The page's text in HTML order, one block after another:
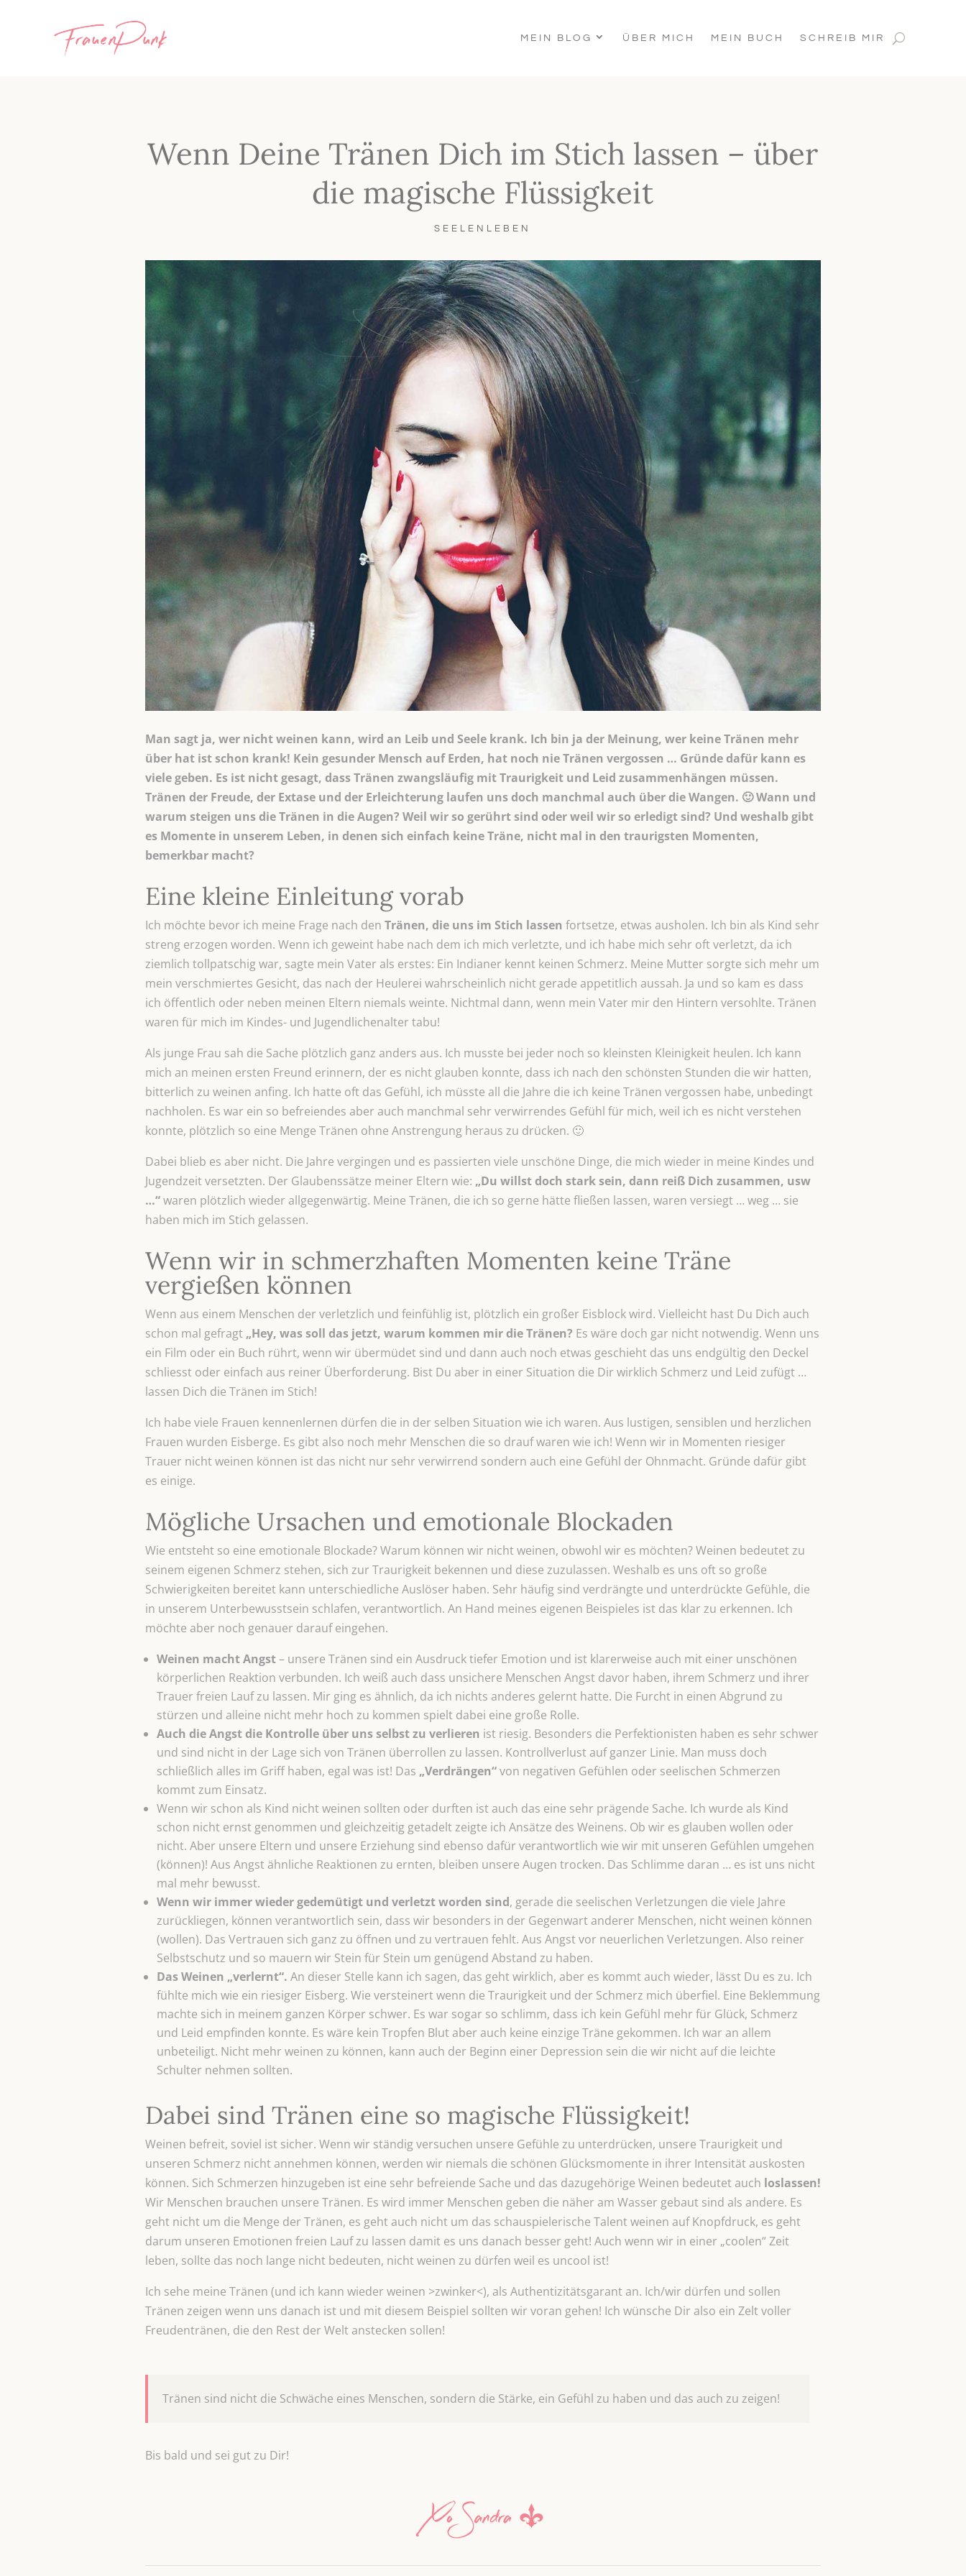
MEIN BLOG ÜBER MICH MEIN BUCH SCHREIB MIR
Wenn Deine Tränen Dich im Stich lassen – über
die magische Flüssigkeit
SEELENLEBEN
Man sagt ja, wer nicht weinen kann, wird an Leib und Seele krank. Ich bin ja der Meinung, wer keine Tränen mehr
über hat ist schon krank! Kein gesunder Mensch auf Erden, hat noch nie Tränen vergossen … Gründe dafür kann es
viele geben. Es ist nicht gesagt, dass Tränen zwangsläufig mit Traurigkeit und Leid zusammenhängen müssen.
Tränen der Freude, der Extase und der Erleichterung laufen uns doch manchmal auch über die Wangen. 🙂 Wann und
warum steigen uns die Tränen in die Augen? Weil wir so gerührt sind oder weil wir so erledigt sind? Und weshalb gibt
es Momente in unserem Leben, in denen sich einfach keine Träne, nicht mal in den traurigsten Momenten,
bemerkbar macht?
Eine kleine Einleitung vorab
Ich möchte bevor ich meine Frage nach den Tränen, die uns im Stich lassen fortsetze, etwas ausholen. Ich bin als Kind sehr
streng erzogen worden. Wenn ich geweint habe nach dem ich mich verletzte, und ich habe mich sehr oft verletzt, da ich
ziemlich tollpatschig war, sagte mein Vater als erstes: Ein Indianer kennt keinen Schmerz. Meine Mutter sorgte sich mehr um
mein verschmiertes Gesicht, das nach der Heulerei wahrscheinlich nicht gerade appetitlich aussah. Ja und so kam es dass
ich öffentlich oder neben meinen Eltern niemals weinte. Nichtmal dann, wenn mein Vater mir den Hintern versohlte. Tränen
waren für mich im Kindes- und Jugendlichenalter tabu!
Als junge Frau sah die Sache plötzlich ganz anders aus. Ich musste bei jeder noch so kleinsten Kleinigkeit heulen. Ich kann
mich an meinen ersten Freund erinnern, der es nicht glauben konnte, dass ich nach den schönsten Stunden die wir hatten,
bitterlich zu weinen anfing. Ich hatte oft das Gefühl, ich müsste all die Jahre die ich keine Tränen vergossen habe, unbedingt
nachholen. Es war ein so befreiendes aber auch manchmal sehr verwirrendes Gefühl für mich, weil ich es nicht verstehen
konnte, plötzlich so eine Menge Tränen ohne Anstrengung heraus zu drücken. 🙂
Dabei blieb es aber nicht. Die Jahre vergingen und es passierten viele unschöne Dinge, die mich wieder in meine Kindes und
Jugendzeit versetzten. Der Glaubenssätze meiner Eltern wie: „Du willst doch stark sein, dann reiß Dich zusammen, usw
…“waren plötzlich wieder allgegenwärtig. Meine Tränen, die ich so gerne hätte fließen lassen, waren versiegt … weg … sie
haben mich im Stich gelassen.
Wenn wir in schmerzhaften Momenten keine Träne
vergießen können
Wenn aus einem Menschen der verletzlich und feinfühlig ist, plötzlich ein großer Eisblock wird. Vielleicht hast Du Dich auch
schon mal gefragt„Hey, was soll das jetzt, warum kommen mir die Tränen? Es wäre doch gar nicht notwendig. Wenn uns
ein Film oder ein Buch rührt, wenn wir übermüdet sind und dann auch noch etwas geschieht das uns endgültig den Deckel
schliesst oder einfach aus reiner Überforderung. Bist Du aber in einer Situation die Dir wirklich Schmerz und Leid zufügt …
lassen Dich die Tränen im Stich!
Ich habe viele Frauen kennenlernen dürfen die in der selben Situation wie ich waren. Aus lustigen, sensiblen und herzlichen
Frauen wurden Eisberge. Es gibt also noch mehr Menschen die so drauf waren wie ich! Wenn wir in Momenten riesiger
Trauer nicht weinen können ist das nicht nur sehr verwirrend sondern auch eine Gefühl der Ohnmacht. Gründe dafür gibt
es einige.
Mögliche Ursachen und emotionale Blockaden
Wie entsteht so eine emotionale Blockade? Warum können wir nicht weinen, obwohl wir es möchten? Weinen bedeutet zu
seinem eigenen Schmerz stehen, sich zur Traurigkeit bekennen und diese zuzulassen. Weshalb es uns oft so große
Schwierigkeiten bereitet kann unterschiedliche Auslöser haben. Sehr häufig sind verdrängte und unterdrückte Gefühle, die
in unserem Unterbewusstsein schlafen, verantwortlich. An Hand meines eigenen Beispieles ist das klar zu erkennen. Ich
möchte aber noch genauer darauf eingehen.
Weinen macht Angst– unsere Tränen sind ein Ausdruck tiefer Emotion und ist klarerweise auch mit einer unschönen
körperlichen Reaktion verbunden. Ich weiß auch dass unsichere Menschen Angst davor haben, ihrem Schmerz und ihrer
Trauer freien Lauf zu lassen. Mir ging es ähnlich, da ich nichts anderes gelernt hatte. Die Furcht in einen Abgrund zu
stürzen und alleine nicht mehr hoch zu kommen spielt dabei eine große Rolle.
Auch die Angst die Kontrolle über uns selbst zu verlieren ist riesig. Besonders die Perfektionisten haben es sehr schwer
und sind nicht in der Lage sich von Tränen überrollen zu lassen. Kontrollverlust auf ganzer Linie. Man muss doch
schließlich alles im Griff haben, egal was ist! Das „Verdrängen“von negativen Gefühlen oder seelischen Schmerzen
kommt zum Einsatz.
Wenn wir schon als Kind nicht weinen sollten oder durften ist auch das eine sehr prägende Sache. Ich wurde als Kind
schon nicht ernst genommen und gleichzeitig getadelt zeigte ich Ansätze des Weinens. Ob wir es glauben wollen oder
nicht. Aber unsere Eltern und unsere Erziehung sind ebenso dafür verantwortlich wie wir mit unseren Gefühlen umgehen
(können)! Aus Angst ähnliche Reaktionen zu ernten, bleiben unsere Augen trocken. Das Schlimme daran … es ist uns nicht
mal mehr bewusst.
Wenn wir immer wieder gedemütigt und verletzt worden sind, gerade die seelischen Verletzungen die viele Jahre
zurückliegen, können verantwortlich sein, dass wir besonders in der Gegenwart anderer Menschen, nicht weinen können
(wollen). Das Vertrauen sich ganz zu öffnen und zu vertrauen fehlt. Aus Angst vor neuerlichen Verletzungen. Also reiner
Selbstschutz und so mauern wir Stein für Stein um genügend Abstand zu haben.
Das Weinen „verlernt“. An dieser Stelle kann ich sagen, das geht wirklich, aber es kommt auch wieder, lässt Du es zu. Ich
fühlte mich wie ein riesiger Eisberg. Wie versteinert wenn die Traurigkeit und der Schmerz mich überfiel. Eine Beklemmung
machte sich in meinem ganzen Körper schwer. Es war sogar so schlimm, dass ich kein Gefühl mehr für Glück, Schmerz
und Leid empfinden konnte. Es wäre kein Tropfen Blut aber auch keine einzige Träne gekommen. Ich war an allem
unbeteiligt. Nicht mehr weinen zu können, kann auch der Beginn einer Depression sein die wir nicht auf die leichte
Schulter nehmen sollten.
Dabei sind Tränen eine so magische Flüssigkeit!
Weinen befreit, soviel ist sicher. Wenn wir ständig versuchen unsere Gefühle zu unterdrücken, unsere Traurigkeit und
unseren Schmerz nicht annehmen können, werden wir niemals die schönen Glücksmomente in ihrer Intensität auskosten
können. Sich Schmerzen hinzugeben ist eine sehr befreiende Sache und das dazugehörige Weinen bedeutet auch loslassen!
Wir Menschen brauchen unsere Tränen. Es wird immer Menschen geben die näher am Wasser gebaut sind als andere. Es
geht nicht um die Menge der Tränen, es geht auch nicht um das schauspielerische Talent weinen auf Knopfdruck, es geht
darum unseren Emotionen freien Lauf zu lassen damit es uns danach besser geht! Auch wenn wir in einer „coolen“ Zeit
leben, sollte das noch lange nicht bedeuten, nicht weinen zu dürfen weil es uncool ist!
Ich sehe meine Tränen (und ich kann wieder weinen >zwinker<), als Authentizitätsgarant an. Ich/wir dürfen und sollen
Tränen zeigen wenn uns danach ist und mit diesem Beispiel sollten wir voran gehen! Ich wünsche Dir also ein Zelt voller
Freudentränen, die den Rest der Welt anstecken sollen!
Tränen sind nicht die Schwäche eines Menschen, sondern die Stärke, ein Gefühl zu haben und das auch zu zeigen!
Bis bald und sei gut zu Dir!